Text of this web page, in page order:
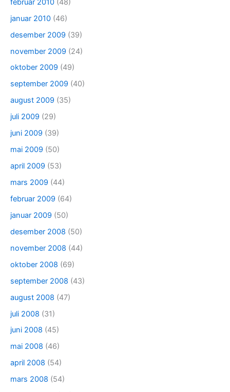
februar 2010 (48)
januar 2010 (46)
desember 2009 (39)
november 2009 (24)
oktober 2009 (49)
september 2009 (40)
august 2009 (35)
juli 2009 (29)
juni 2009 (39)
mai 2009 (50)
april 2009 (53)
mars 2009 (44)
februar 2009 (64)
januar 2009 (50)
desember 2008 (50)
november 2008 (44)
oktober 2008 (69)
september 2008 (43)
august 2008 (47)
juli 2008 (31)
juni 2008 (45)
mai 2008 (46)
april 2008 (54)
mars 2008 (54)